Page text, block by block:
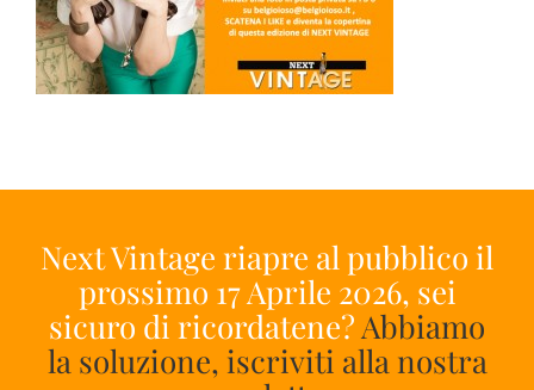
Next Vintage riapre al pubblico il
prossimo 17 Aprile 2026, sei
sicuro di ricordatene? Abbiamo
la soluzione, iscriviti alla nostra